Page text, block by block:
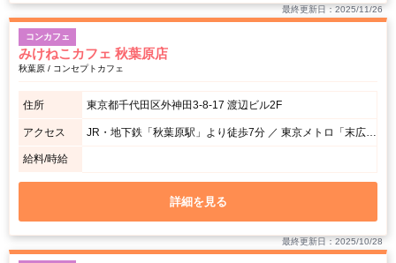
最終更新日：2025/11/26
コンカフェ
みけねこカフェ 秋葉原店
秋葉原 / コンセプトカフェ
住所 東京都千代田区外神田3-8-17 渡辺ビル2F
アクセス JR・地下鉄「秋葉原駅」より徒歩7分 ／ 東京メトロ「末広町駅」より徒歩2分
給料/時給
詳細を見る
最終更新日：2025/10/28